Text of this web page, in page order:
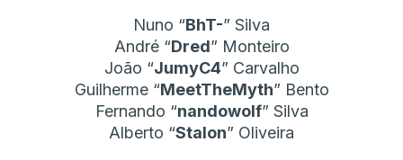
Nuno “BhT-” Silva
André “Dred” Monteiro
João “JumyC4” Carvalho
Guilherme “MeetTheMyth” Bento
Fernando “nandowolf” Silva
Alberto “Stalon” Oliveira